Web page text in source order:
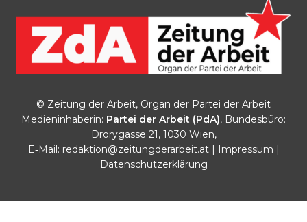
© Zeitung der Arbeit, Organ der Partei der Arbeit
Medieninhaberin: Partei der Arbeit (PdA), Bundesbüro:
Drorygasse 21, 1030 Wien,
E‑Mail: redaktion@zeitungderarbeit.at| Impressum |
Datenschutzerklärung